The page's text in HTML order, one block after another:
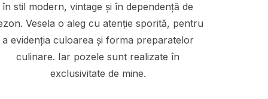
în stil modern, vintage și în dependență de
Vesela o aleg cu atenție sporită, pentru
a evidenția culoarea și forma preparatelor
culinare. Iar pozele sunt realizate în
exclusivitate de mine.